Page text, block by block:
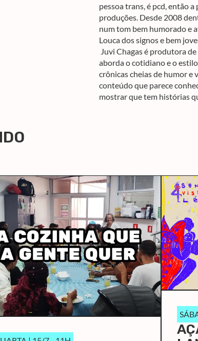
pessoa trans, é pcd, então
produções. Desde 2008
num tom bem humorado e
Louca dos signos e bem
Juvi Chagas é produtora
aborda o cotidiano e o
crônicas cheias de humor e
conteúdo que parece
mostrar que tem histórias